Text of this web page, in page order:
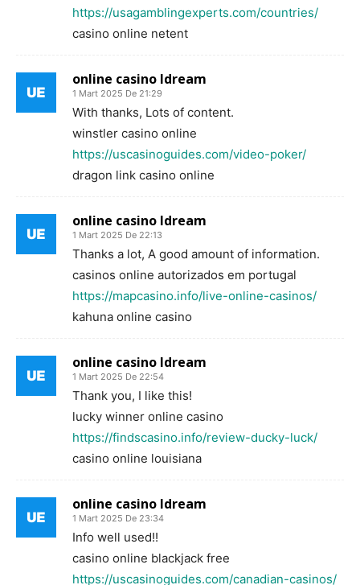
https://usagamblingexperts.com/countries/
casino online netent
online casino ldream
1 Mart 2025 De 21:29
With thanks, Lots of content.
winstler casino online
https://uscasinoguides.com/video-poker/
dragon link casino online
online casino ldream
1 Mart 2025 De 22:13
Thanks a lot, A good amount of information.
casinos online autorizados em portugal
https://mapcasino.info/live-online-casinos/
kahuna online casino
online casino ldream
1 Mart 2025 De 22:54
Thank you, I like this!
lucky winner online casino
https://findscasino.info/review-ducky-luck/
casino online louisiana
online casino ldream
1 Mart 2025 De 23:34
Info well used!!
casino online blackjack free
https://uscasinoguides.com/canadian-casinos/